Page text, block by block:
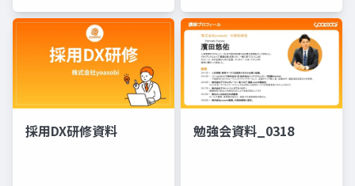
様
採用DX研修資料 勉強会資料_0318